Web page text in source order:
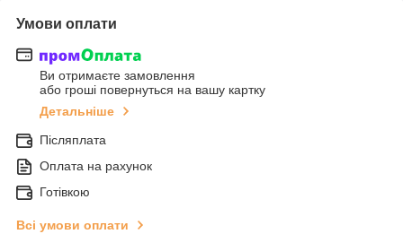
Умови оплати
Ви отримаєте замовлення
або гроші повернуться на вашу картку
Детальніше
Післяплата
Оплата на рахунок
Готівкою
Всі умови оплати